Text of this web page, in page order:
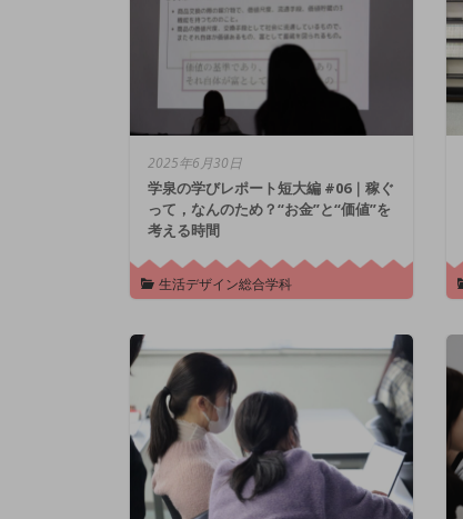
2025年6月30日
学泉の学びレポート短大編 #06｜稼ぐ
って，なんのため？“お金”と“価値”を
考える時間
生活デザイン総合学科